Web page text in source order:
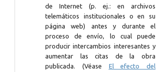
de Internet (p. ej.: en archivos
telemáticos institucionales o en su
página web) antes y durante el
proceso de envío, lo cual puede
producir intercambios interesantes y
aumentar las citas de la obra
publicada. (Véase El efecto del